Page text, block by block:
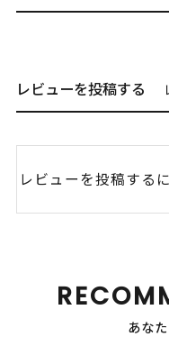
レビューを投稿する
レビューを投稿する
あな